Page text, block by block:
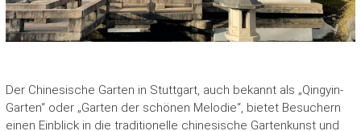
Der Chinesische Garten in Stuttgart, auch bekannt als „Qingyin-
Garten“ oder „Garten der schönen Melodie“, bietet Besuchern
einen Einblick in die traditionelle chinesische Gartenkunst und